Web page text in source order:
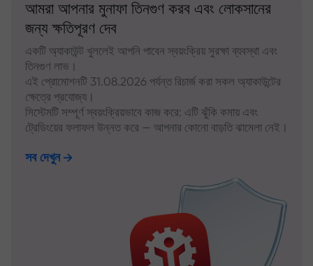
আমরা আপনার মুনাফা তিনগুণ করব এবং লোকসানের
জন্য ক্ষতিপূরণ দেব
একটি অ্যাকাউন্ট খুললেই আপনি পাবেন স্বয়ংক্রিয় সুরক্ষা ব্যবস্থা এবং
তিনগুণ লাভ।
এই প্রোমোশনটি 31.08.2026 পর্যন্ত রিচার্জ করা সকল অ্যাকাউন্টের
ক্ষেত্রে প্রযোজ্য।
সিস্টেমটি সম্পূর্ণ স্বয়ংক্রিয়ভাবে কাজ করে: এটি ঝুঁকি কমায় এবং
ট্রেডিংয়ের ফলাফল উন্নত করে — আপনার কোনো বাড়তি ঝামেলা নেই।
সব দেখুন